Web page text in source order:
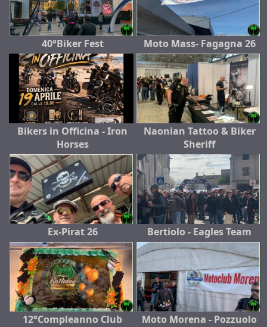
40°Biker Fest Moto Mass- Fagagna 26
Bikers in Officina - Iron
Horses
Naonian Tattoo & Biker
Sheriff
Ex-Pirat 26 Bertiolo - Eagles Team
12°Compleanno Club Moto Morena - Pozzuolo